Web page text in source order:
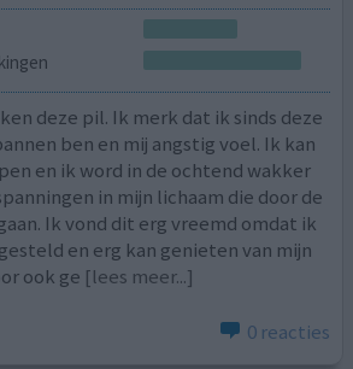
deze pil. Ik merk dat ik sinds deze
ben en mij angstig voel. Ik kan
en ik word in de ochtend wakker
in mijn lichaam die door de
Ik vond dit erg vreemd omdat ik
en erg kan genieten van mijn
ook ge [lees meer...]
0 reacties